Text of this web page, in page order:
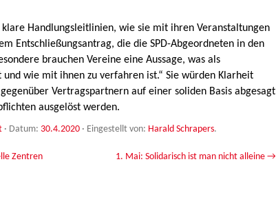
Handlungsleitlinien, wie sie mit ihren Veranstaltungen
Entschließungsantrag, die die SPD-Abgeordneten in den
brauchen Vereine eine Aussage, was als
wie mit ihnen zu verfahren ist.“ Sie würden Klarheit
Vertragspartnern auf einer soliden Basis abgesagt
ausgelöst werden.
· Datum: 30.4.2020 · Eingestellt von: Harald Schrapers.
Zentren 1. Mai: Solidarisch ist man nicht alleine →